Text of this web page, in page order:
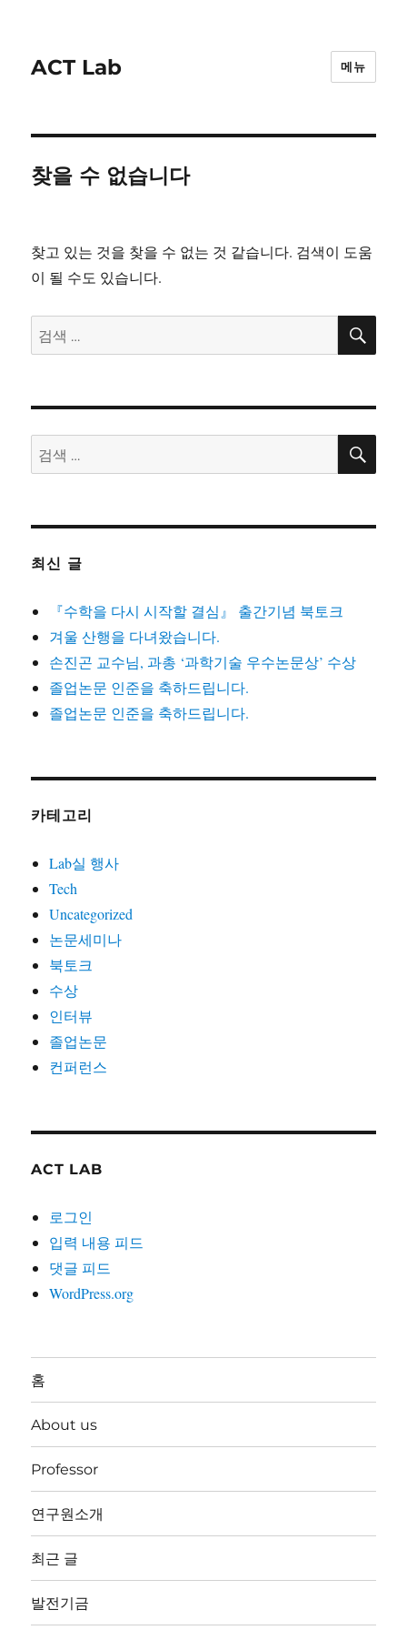
ACT Lab 메뉴
찾을 수 없습니다
찾고 있는 것을 찾을 수 없는 것 같습니다. 검색이 도움
이 될 수도 있습니다.
검
색:
검
검
색:
검
최신 글
『수학을 다시 시작할 결심』 출간기념 북토크
겨울 산행을 다녀왔습니다.
손진곤 교수님, 과총 ‘과학기술 우수논문상’ 수상
졸업논문 인준을 축하드립니다.
졸업논문 인준을 축하드립니다.
카테고리
Lab실 행사
Tech
Uncategorized
논문세미나
북토크
수상
인터뷰
졸업논문
컨퍼런스
ACT LAB
로그인
입력 내용 피드
댓글 피드
WordPress.org
홈
About us
Professor
연구원소개
최근 글
발전기금